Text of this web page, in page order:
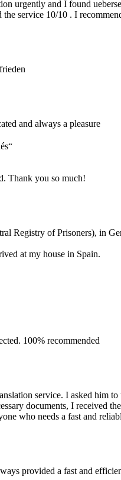
urgently and I found
service 10/10 . I
and always a pleasure
Thank you so much!
Registry of Prisoners), in
at my house in Spain.
100% recommended
service. I asked him
documents, I
who needs a fast and
provided a fast and